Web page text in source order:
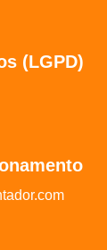
(LGPD)